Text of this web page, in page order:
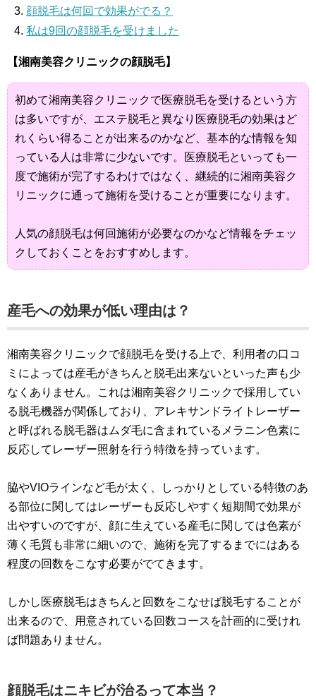
顔脱毛は何回で効果がでる？
私は9回の顔脱毛を受けました
【湘南美容クリニックの顔脱毛】
初めて湘南美容クリニックで医療脱毛を受けるという方
は多いですが、エステ脱毛と異なり医療脱毛の効果はど
れくらい得ることが出来るのかなど、基本的な情報を知
っている人は非常に少ないです。医療脱毛といっても一
度で施術が完了するわけではなく、継続的に湘南美容ク
リニックに通って施術を受けることが重要になります。
人気の顔脱毛は何回施術が必要なのかなど情報をチェッ
クしておくことをおすすめします。
産毛への効果が低い理由は？
湘南美容クリニックで顔脱毛を受ける上で、利用者の口コ
ミによっては産毛がきちんと脱毛出来ないといった声も少
なくありません。これは湘南美容クリニックで採用してい
る脱毛機器が関係しており、アレキサンドライトレーザー
と呼ばれる脱毛器はムダ毛に含まれているメラニン色素に
反応してレーザー照射を行う特徴を持っています。
脇やVIOラインなど毛が太く、しっかりとしている特徴のあ
る部位に関してはレーザーも反応しやすく短期間で効果が
出やすいのですが、顔に生えている産毛に関しては色素が
薄く毛質も非常に細いので、施術を完了するまでにはある
程度の回数をこなす必要がでてきます。
しかし医療脱毛はきちんと回数をこなせば脱毛することが
出来るので、用意されている回数コースを計画的に受けれ
ば問題ありません。
顔脱毛はニキビが治るって本当？